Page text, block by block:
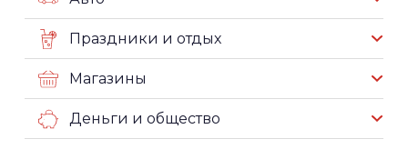
Праздники и отдых
Магазины
Деньги и общество